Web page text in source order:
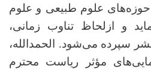
1402 که در حوزه‌های علوم طبیعی و علوم
و ازلحاظ تناوب زمانی،
سپرده می‌شود. الحمدالله،
مؤثر ریاست محترم